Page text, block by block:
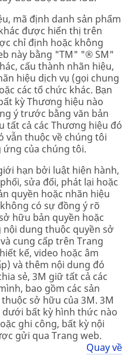
mã định danh sản phẩm
được hiển thị trên
chỉ định hoặc không
này bằng "TM" "® SM"
cấu thành nhãn hiệu,
hiệu dịch vụ (gọi chung
các tổ chức khác. Bạn
kỳ Thương hiệu nào
ý trước bằng văn bản
tất cả các Thương hiệu đó
vẫn thuộc về chúng tôi
của chúng tôi.
hạn bởi luật hiện hành,
sửa đổi, phát lại hoặc
quyền hoặc nhãn hiệu
có sự đồng ý rõ
hữu bản quyền hoặc
nội dung thuộc quyền sở
cung cấp trên Trang
kế, video hoặc âm
và thêm nội dung đó
sẻ, 3M giữ tất cả các
bao gồm các sản
sở hữu của 3M. 3M
dưới bất kỳ hình thức nào
ghi công, bất kỳ nội
gửi qua Trang web.
Quay về